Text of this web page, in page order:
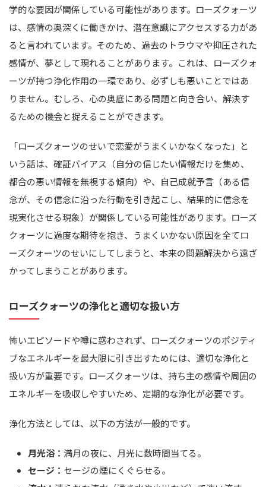
学的な要因が関係している可能性があります。ローズクォーツ
は、感情の奥深くに働きかけ、潜在意識にアクセスする力があ
ると言われています。そのため、過去のトラウマや抑圧された
感情が、夢として現れることがあります。これは、ローズクォ
ーツが持つ浄化作用の一環であり、必ずしも悪いことではあ
りません。むしろ、心の奥底にある問題と向き合い、解決す
るための機会と捉えることができます。
「ローズクォーツのせいで恋愛がうまくいかなくなった」と
いう話は、確証バイアス（自分の信じたい情報だけを集め、
都合の悪い情報を無視する傾向）や、自己成就予言（ある信
念が、その信念に沿った行動を引き起こし、結果的に信念を
現実化させる現象）が関係している可能性があります。ローズ
クォーツに過度な期待を抱き、うまくいかない原因を全てロ
ーズクォーツのせいにしてしまうと、本来の問題解決から遠ざ
かってしまうことがあります。
ローズクォーツの浄化と適切な扱い方
怖いエピソードや噂に惑わされず、ローズクォーツのポジティ
ブなエネルギーを最大限に引き出すためには、適切な浄化と
扱い方が重要です。ローズクォーツは、持ち主の感情や周囲の
エネルギーを吸収しやすいため、定期的な浄化が必要です。
浄化方法としては、以下の方法が一般的です。
月光浴： 満月の夜に、月光に数時間当てる。
セージ： セージの煙にくぐらせる。